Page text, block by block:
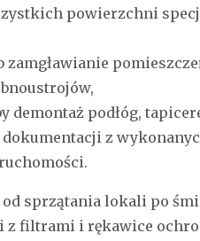
powierzchni
zamgławianie
demontaż podłóg,
z
sprzątania lokali po
z filtrami i rękawice